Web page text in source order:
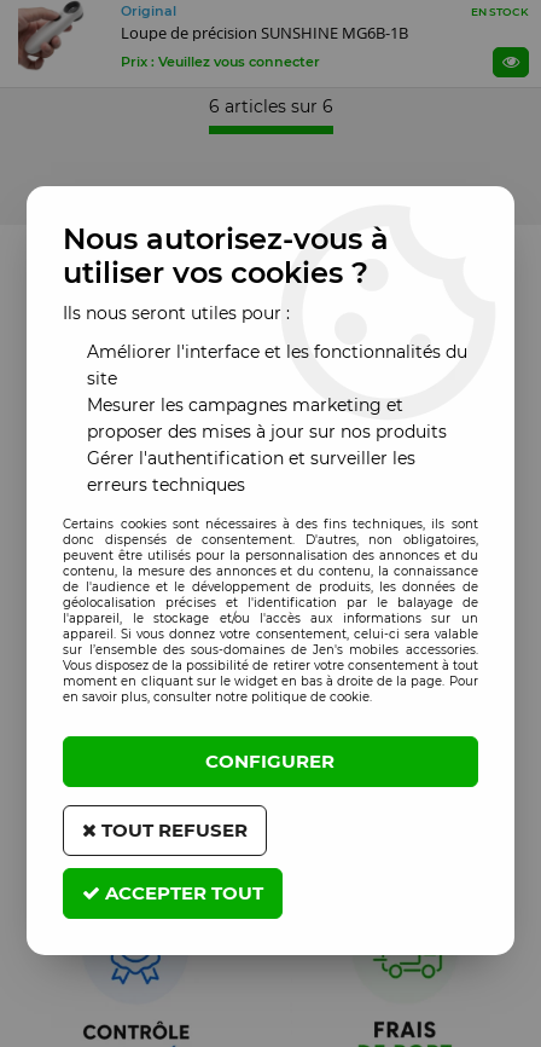
Original
EN STOCK
Loupe de précision SUNSHINE MG6B-1B
Prix : Veuillez vous connecter
6 articles sur 6
Nous autorisez-vous à
utiliser vos cookies ?
Ils nous seront utiles pour :
Améliorer l'interface et les fonctionnalités du
site
Mesurer les campagnes marketing et
proposer des mises à jour sur nos produits
Gérer l'authentification et surveiller les
erreurs techniques
Certains cookies sont nécessaires à des fins techniques, ils sont
donc dispensés de consentement. D'autres, non obligatoires,
peuvent être utilisés pour la personnalisation des annonces et du
contenu, la mesure des annonces et du contenu, la connaissance
de l'audience et le développement de produits, les données de
géolocalisation précises et l'identification par le balayage de
l'appareil, le stockage et/ou l'accès aux informations sur un
appareil. Si vous donnez votre consentement, celui-ci sera valable
sur l’ensemble des sous-domaines de Jen's mobiles accessories.
Vous disposez de la possibilité de retirer votre consentement à tout
moment en cliquant sur le widget en bas à droite de la page. Pour
en savoir plus, consulter notre politique de cookie.
CONFIGURER
TOUT REFUSER
ACCEPTER TOUT